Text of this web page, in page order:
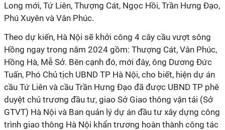
Long mới, Tứ Liên, Thượng Cát, Ngọc Hồi, Trần Hưng Đạo,
Phú Xuyên và Vân Phúc.
Theo dự kiến, Hà Nội sẽ khởi công 4 cây cầu vượt sông
Hồng ngay trong năm 2024 gồm: Thượng Cát, Vân Phúc,
Hồng Hà, Mễ Sở. Bên cạnh đó, mới đây, ông Dương Đức
Tuấn, Phó Chủ tịch UBND TP Hà Nội, cho biết, hiện dự án
cầu Tứ Liên và cầu Trần Hưng Đạo đã được UBND TP phê
duyệt chủ trương đầu tư, giao Sở Giao thông vận tải (Sở
GTVT) Hà Nội và Ban quản lý dự án đầu tư xây dựng công
trình giao thông Hà Nội khẩn trương hoàn thành công tác